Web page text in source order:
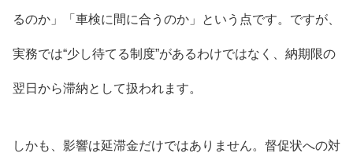
るのか」「車検に間に合うのか」という点です。ですが、
実務では“少し待てる制度”があるわけではなく、納期限の
翌日から滞納として扱われます。
しかも、影響は延滞金だけではありません。督促状への対